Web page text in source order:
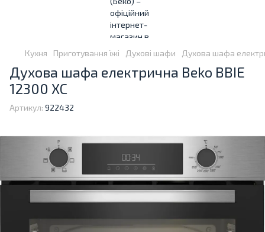
Кухня Приготування їжі Духові шафи Духова шафа
Духова шафа електрична Beko BBIE
12300 XC
Артикул: 922432